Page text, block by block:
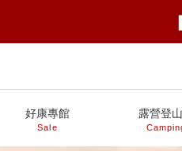
好康專館
Sale
露營登